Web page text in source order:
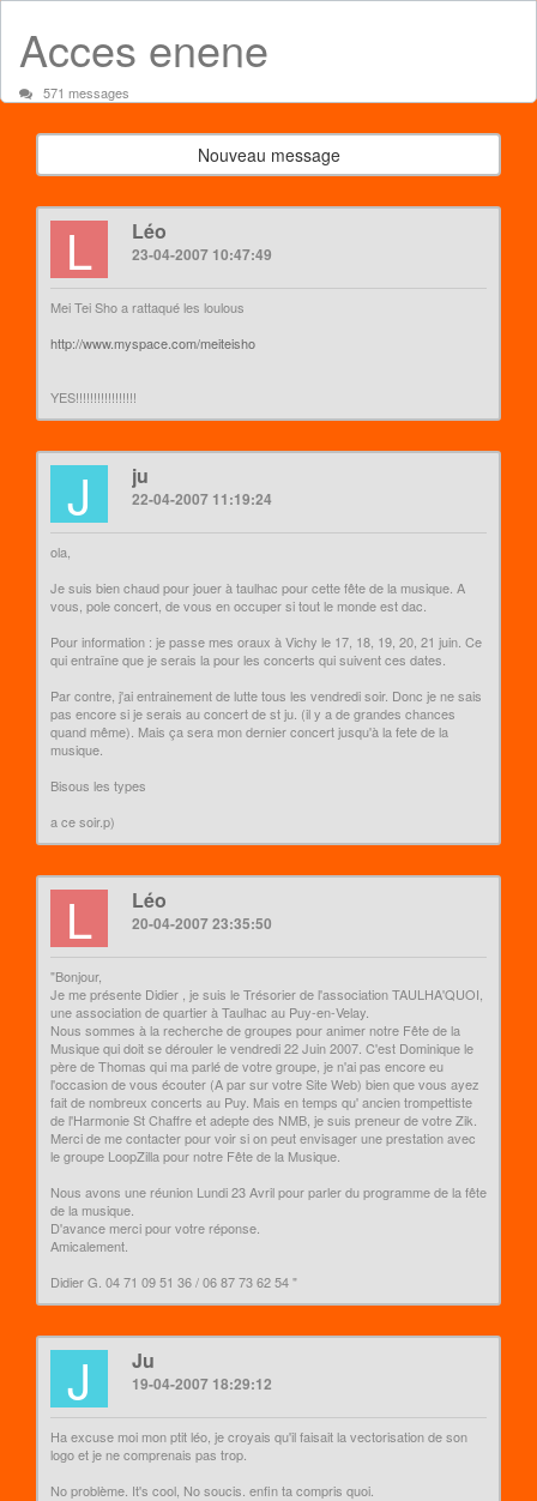
Acces enene
571 messages
Nouveau message
L Léo
23-04-2007 10:47:49
Mei Tei Sho a rattaqué les loulous
http://www.myspace.com/meiteisho
YES!!!!!!!!!!!!!!!!!
J ju
22-04-2007 11:19:24
ola,
Je suis bien chaud pour jouer à taulhac pour cette fête de la musique. A
vous, pole concert, de vous en occuper si tout le monde est dac.
Pour information : je passe mes oraux à Vichy le 17, 18, 19, 20, 21 juin. Ce
qui entraîne que je serais la pour les concerts qui suivent ces dates.
Par contre, j'ai entrainement de lutte tous les vendredi soir. Donc je ne sais
pas encore si je serais au concert de st ju. (il y a de grandes chances
quand même). Mais ça sera mon dernier concert jusqu'à la fete de la
musique.
Bisous les types
a ce soir.p)
L Léo
20-04-2007 23:35:50
"Bonjour,
Je me présente Didier , je suis le Trésorier de l'association TAULHA'QUOI,
une association de quartier à Taulhac au Puy-en-Velay.
Nous sommes à la recherche de groupes pour animer notre Fête de la
Musique qui doit se dérouler le vendredi 22 Juin 2007. C'est Dominique le
père de Thomas qui ma parlé de votre groupe, je n'ai pas encore eu
l'occasion de vous écouter (A par sur votre Site Web) bien que vous ayez
fait de nombreux concerts au Puy. Mais en temps qu' ancien trompettiste
de l'Harmonie St Chaffre et adepte des NMB, je suis preneur de votre Zik.
Merci de me contacter pour voir si on peut envisager une prestation avec
le groupe LoopZilla pour notre Fête de la Musique.
Nous avons une réunion Lundi 23 Avril pour parler du programme de la fête
de la musique.
D'avance merci pour votre réponse.
Amicalement.
Didier G. 04 71 09 51 36 / 06 87 73 62 54 "
J Ju
19-04-2007 18:29:12
Ha excuse moi mon ptit léo, je croyais qu'il faisait la vectorisation de son
logo et je ne comprenais pas trop.
No problème. It's cool, No soucis. enfin ta compris quoi.